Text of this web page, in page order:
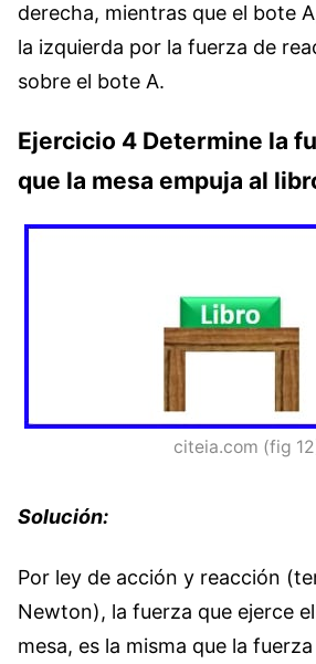
derecha, mientras que el bote
la izquierda por la fuerza de
sobre el bote A.
Ejercicio 4 Determine la
que la mesa empuja al
citeia.com (fig
Solución:
Por ley de acción y reacción
Newton), la fuerza que ejerce
mesa, es la misma que la